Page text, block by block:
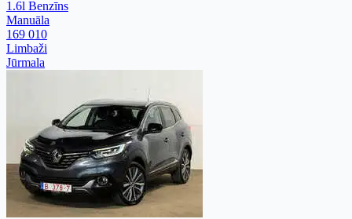
1.6l Benzīns
Manuāla
169 010
Limbaži
Jūrmala